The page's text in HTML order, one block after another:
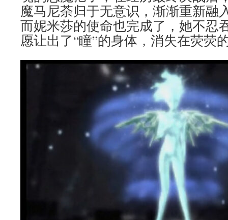
魔马尼荼归于无意识，渐渐重新融
而妮米莎的使命也完成了，她不忍
愿让出了“瞳”的身体，消失在荧